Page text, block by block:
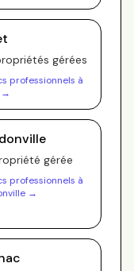
s gérées
professionnels à
→
gérée
professionnels à
→